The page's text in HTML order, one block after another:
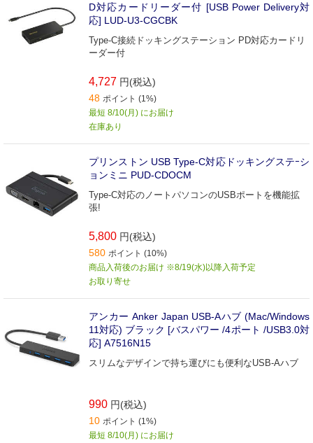
D対応カードリーダー付 [USB Power Delivery対
応] LUD-U3-CGCBK
Type-C接続ドッキングステーション PD対応カードリ
ーダー付
4,727 円(税込)
48 ポイント (1%)
最短 8/10(月) にお届け
在庫あり
プリンストン USB Type-C対応ドッキングステｰシ
ョンミニ PUD-CDOCM
Type-C対応のノートパソコンのUSBポートを機能拡
張!
5,800 円(税込)
580 ポイント (10%)
商品入荷後のお届け ※8/19(水)以降入荷予定
お取り寄せ
アンカー Anker Japan USB-Aハブ (Mac/Windows
11対応) ブラック [バスパワー /4ポート /USB3.0対
応] A7516N15
スリムなデザインで持ち運びにも便利なUSB-Aハブ
990 円(税込)
10 ポイント (1%)
最短 8/10(月) にお届け